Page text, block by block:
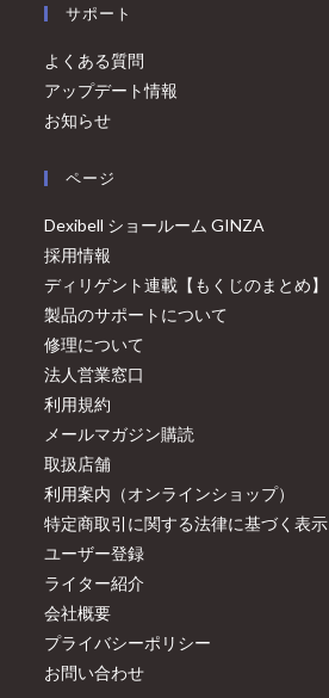
サポート
よくある質問
アップデート情報
お知らせ
ページ
Dexibell ショールーム GINZA
採用情報
ディリゲント連載【もくじのまとめ】
製品のサポートについて
修理について
法人営業窓口
利用規約
メールマガジン購読
取扱店舗
利用案内（オンラインショップ）
特定商取引に関する法律に基づく表示
ユーザー登録
ライター紹介
会社概要
プライバシーポリシー
お問い合わせ